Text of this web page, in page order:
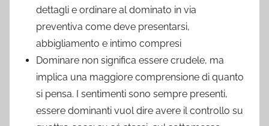
dettagli e ordinare al dominato in via
preventiva come deve presentarsi,
abbigliamento e intimo compresi
Dominare non significa essere crudele, ma
implica una maggiore comprensione di quanto
si pensa. I sentimenti sono sempre presenti,
essere dominanti vuol dire avere il controllo su